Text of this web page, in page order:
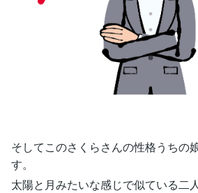
そしてこのさくらさんの性格うちの
す。
太陽と月みたいな感じで似ている二人